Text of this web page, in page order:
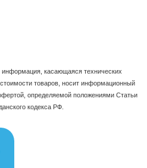
информация, касающаяся технических
товаров, носит информационный
определяемой положениями Статьи
кодекса РФ.